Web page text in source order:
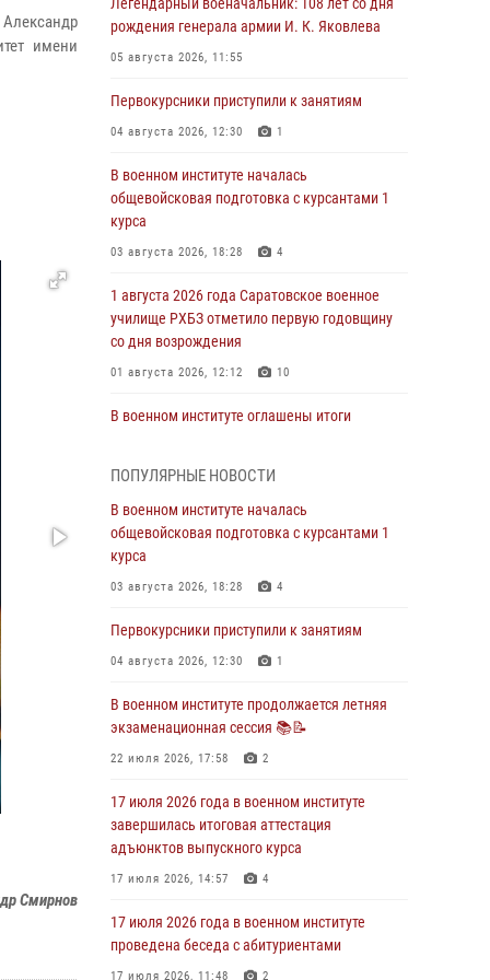
имени
Смирнов
рождения генерала армии И. К. Яковлева
05 августа 2026, 11:55
Первокурсники приступили к занятиям
04 августа 2026, 12:30 1
В военном институте началась
общевойсковая подготовка с курсантами 1
курса
03 августа 2026, 18:28 4
1 августа 2026 года Саратовское военное
училище РХБЗ отметило первую годовщину
со дня возрождения
01 августа 2026, 12:12 10
В военном институте оглашены итоги
31 июля 2026, 12:08 5
29 июля 2026 года в военном институте
состоялась церемония приведения
военнослужащих к Военной присяге
29 июля 2026, 06:45 2
29 июля 2026 года курсанты военного
института успешно сдали экзамен по
29 июля 2026, 06:41 6
28 июля 2026 года в военном институте
молебен
28 июля 2026, 13:39 7
В военном институте завершается летняя
28 июля 2026, 10:41 1
ПОПУЛЯРНЫЕ НОВОСТИ
В военном институте началась
общевойсковая подготовка с курсантами 1
курса
03 августа 2026, 18:28 4
Первокурсники приступили к занятиям
04 августа 2026, 12:30 1
В военном институте продолжается летняя
экзаменационная сессия 📚📝
22 июля 2026, 17:58 2
17 июля 2026 года в военном институте
завершилась итоговая аттестация
адъюнктов выпускного курса
17 июля 2026, 14:57 4
17 июля 2026 года в военном институте
проведена беседа с абитуриентами
17 июля 2026, 11:48 2